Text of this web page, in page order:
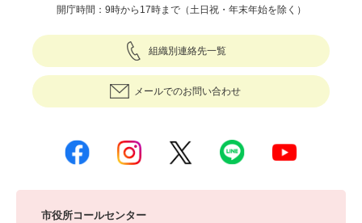
開庁時間：9時から17時まで（土日祝・年末年始を除く）
組織別連絡先一覧
メールでのお問い合わせ
市役所コールセンター